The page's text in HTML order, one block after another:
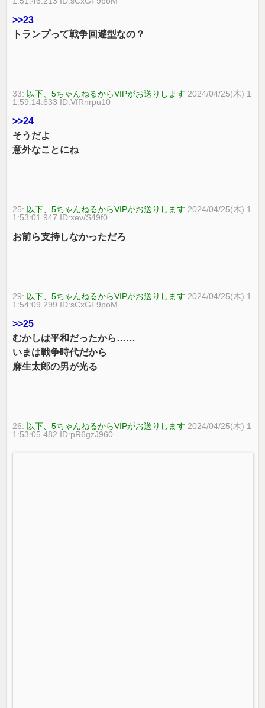
>>23
トランプって戦争回避型なの？
33: 以下、5ちゃんねるからVIPがお送りします 2024/04/25(木) 1
1:59:14.633 ID:VfRnrpu10
>>24
そうだよ
意外なことにね
25: 以下、5ちゃんねるからVIPがお送りします 2024/04/25(木) 1
1:53:01.947 ID:xev/S49f0
お前ら支持しなかっただろ
29: 以下、5ちゃんねるからVIPがお送りします 2024/04/25(木) 1
1:54:09.299 ID:sCxGF9poM
>>25
むかしは平和だったから……
いまは戦争時代だから
麻生太郎の男が光る
26: 以下、5ちゃんねるからVIPがお送りします 2024/04/25(木) 1
1:53:05.482 ID:pR6gzJ960